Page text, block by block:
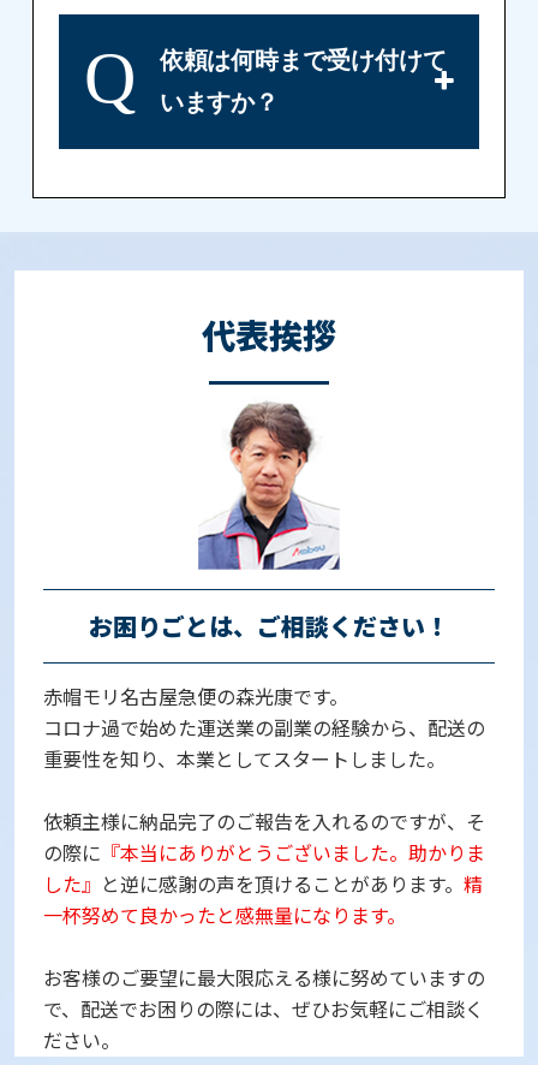
Q
依頼は何時まで受け付けて
いますか？
代表挨拶
お困りごとは、ご相談ください！
赤帽モリ名古屋急便の森光康です。
コロナ過で始めた運送業の副業の経験から、配送の
重要性を知り、本業としてスタートしました。
依頼主様に納品完了のご報告を入れるのですが、そ
の際に 『本当にありがとうございました。助かりま
した』 と逆に感謝の声を頂けることがあります。 精
一杯努めて良かったと感無量になります。
お客様のご要望に最大限応える様に努めていますの
で、配送でお困りの際には、ぜひお気軽にご相談く
ださい。